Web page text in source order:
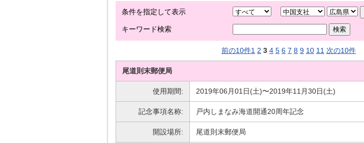
条件を指定して表示
キーワード検索
前の10件1 2 3 4 5 6 7 8 9 10 11 次の10件
尾道則末郵便局
使用期間: 2019年06月01日(土)〜2019年11月30日(土)
記念事項名称: 戸内しまなみ海道開通20周年記念
開設場所: 尾道則末郵便局